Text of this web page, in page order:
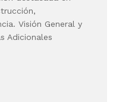
Visión General y
Adicionales